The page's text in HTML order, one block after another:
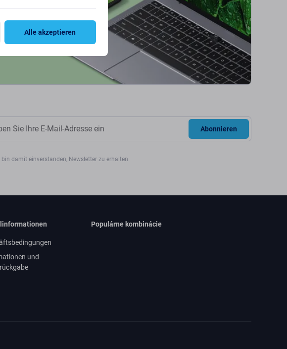
Abonnieren
bin damit einverstanden, Newsletter zu erhalten
und
Populárne kombinácie
Alle akzeptieren